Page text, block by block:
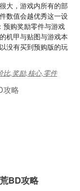
大，游戏内所有的部
数值会越优秀这一设
预购奖励零件与游戏
机甲与贴图与游戏本
没有买到预购版的玩
比,奖励,核心,零件
BD攻略